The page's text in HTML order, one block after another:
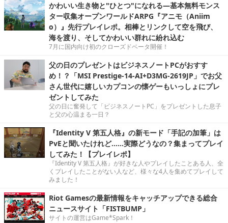
かわいい生き物と"ひとつ"になれる―基本無料モンス
ター収集オープンワールドARPG『アニモ（Aniim
o）』先行プレイレポ。相棒とリンクして空を飛び、
海を渡り、そしてかわいい群れに紛れ込む
7月に国内向け初のクローズドベータ開催！
父の日のプレゼントはビジネスノートPCがおすす
め！？「MSI Prestige-14-AI+D3MG-2619JP」でお父
さん世代に嬉しいカプコンの懐ゲーもいっしょにプレ
ゼントしてみた
父の日に奮発して「ビジネスノートPC」をプレゼントした息子
と父の心温まる一日？
『Identity V 第五人格』の新モード「手記の加筆」は
PvEと聞いたけれど……実際どうなの？集まってプレイ
してみた！【プレイレポ】
『Identity V 第五人格』が好きな人やプレイしたことある人、全
くプレイしたことがない人など、様々な4人を集めてプレイして
みました！
Riot Gamesの最新情報をキャッチアップできる総合
ニュースサイト「FISTBUMP」
サイトの運営はGame*Spark！